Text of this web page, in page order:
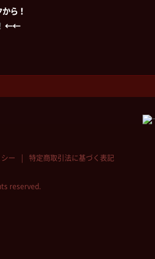
ら！
←←
ー 特定商取引法に基づく表記
reserved.